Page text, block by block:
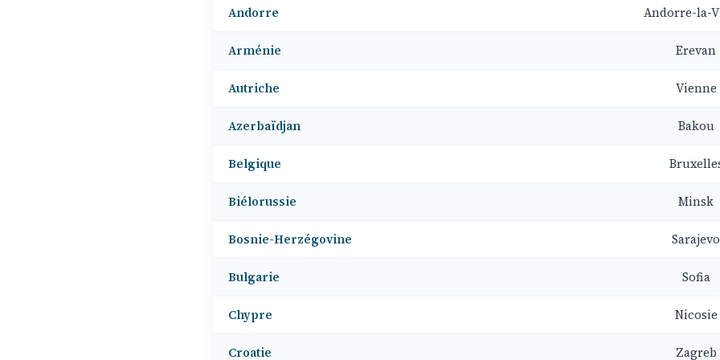
Andorre Andorre-la-
Arménie Erevan
Autriche Vienne
Azerbaïdjan Bakou
Belgique
Biélorussie Minsk
Bosnie-Herzégovine Sarajevo
Bulgarie Sofia
Chypre Nicosie
Croatie Zagreb